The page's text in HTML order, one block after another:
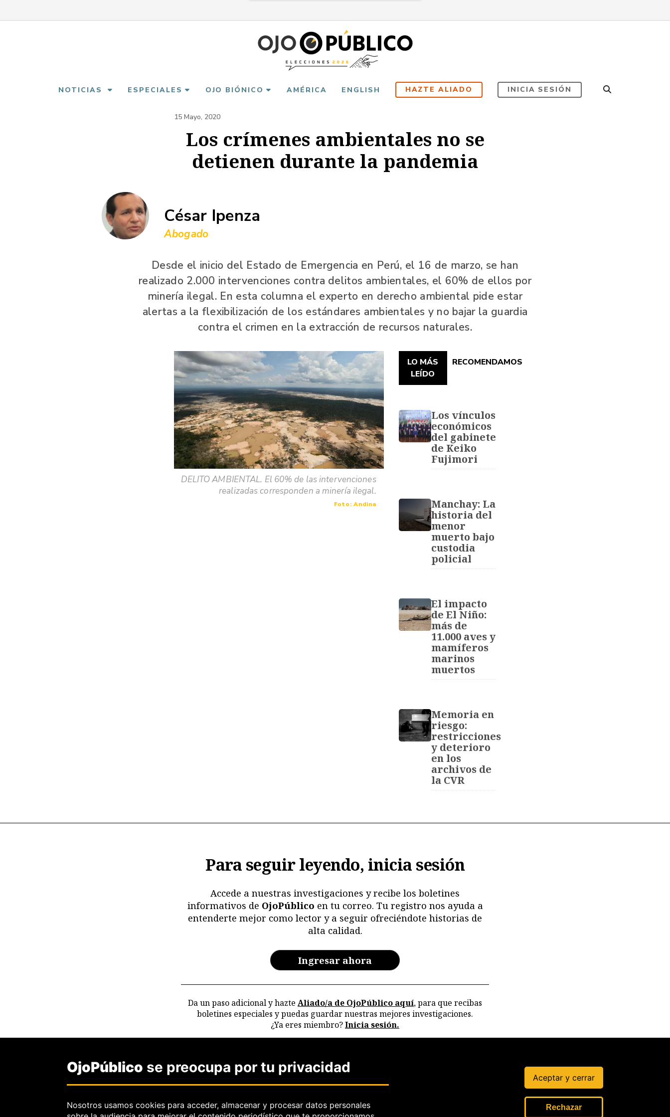
NOTICIAS ESPECIALES OJO BIÓNICO AMÉRICA ENGLISH HAZTE ALIADO INICIA SESIÓN
15 Mayo, 2020
Los crímenes ambientales no se
detienen durante la pandemia
César Ipenza
Abogado
Desde el inicio del Estado de Emergencia en Perú, el 16 de marzo, se han
realizado 2.000 intervenciones contra delitos ambientales, el 60% de ellos por
minería ilegal. En esta columna el experto en derecho ambiental pide estar
alertas a la flexibilización de los estándares ambientales y no bajar la guardia
contra el crimen en la extracción de recursos naturales.
DELITO AMBIENTAL. El 60% de las intervenciones
realizadas corresponden a minería ilegal.
Foto: Andina
LO MÁS
LEÍDO
RECOMENDAMOS
Los vínculos
económicos
del gabinete
de Keiko
Fujimori
Manchay: La
historia del
menor
muerto bajo
custodia
policial
El impacto
de El Niño:
más de
11.000 aves y
mamíferos
marinos
muertos
Memoria en
riesgo:
restricciones
y deterioro
en los
archivos de
la CVR
Para seguir leyendo, inicia sesión
Accede a nuestras investigaciones y recibe los boletines
informativos de OjoPúblico en tu correo. Tu registro nos ayuda a
entenderte mejor como lector y a seguir ofreciéndote historias de
alta calidad.
Ingresar ahora
Da un paso adicional y hazte Aliado/a de OjoPúblico aquí, para que recibas
boletines especiales y puedas guardar nuestras mejores investigaciones.
¿Ya eres miembro?Inicia sesión.
Política de independencia
OjoPúblico se preocupa por tu privacidad
Nosotros usamos cookies para acceder, almacenar y procesar datos personales
Aceptar y cerrar
Rechazar